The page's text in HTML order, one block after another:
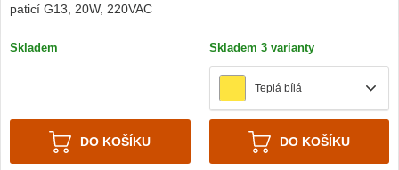
paticí G13, 20W, 220VAC
Skladem
DO KOŠÍKU
Skladem 3 varianty
Teplá bílá
DO KOŠÍKU